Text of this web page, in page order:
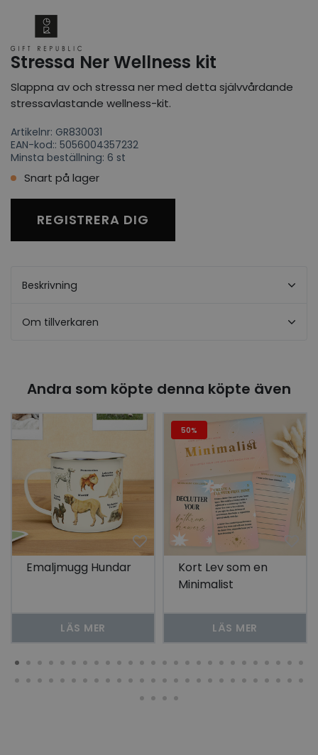
Stressa Ner Wellness kit
Slappna av och stressa ner med detta självvårdande
stressavlastande wellness-kit.
Artikelnr: GR830031
EAN-kod:: 5056004357232
Minsta beställning: 6 st
Snart på lager
REGISTRERA DIG
Beskrivning
Om tillverkaren
Andra som köpte denna köpte även
Emaljmugg Hundar
LÄS MER
50%
Kort Lev som en
Minimalist
LÄS MER